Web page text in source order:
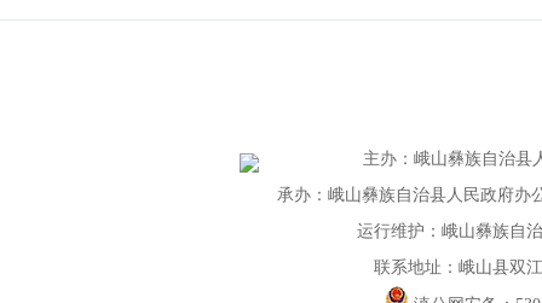
主办： 峨山彝族自治县
承办：峨山彝族自治县人民政府办
运行维护：峨山彝族自
联系地址：峨山县双